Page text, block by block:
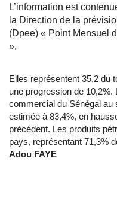
L’information est
la Direction de la
(Dpee) « Point Mensuel
».
Elles représentent 35,2 du
une progression de
commercial du Sénégal au
estimée à 83,4%, en
précédent. Les produits
pays, représentant 71,3%
Adou FAYE